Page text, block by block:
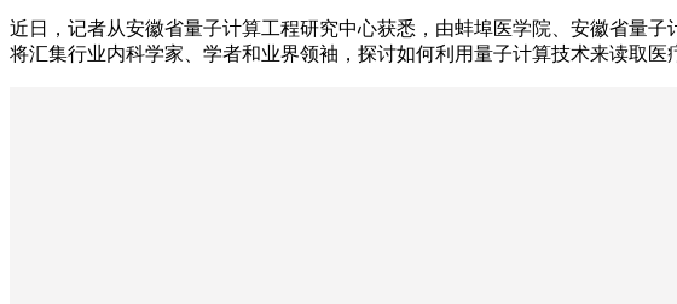
近日，记者从安徽省量子计算工程研究中心获悉，由蚌埠医学院、安徽省量
将汇集行业内科学家、学者和业界领袖，探讨如何利用量子计算技术来读取医